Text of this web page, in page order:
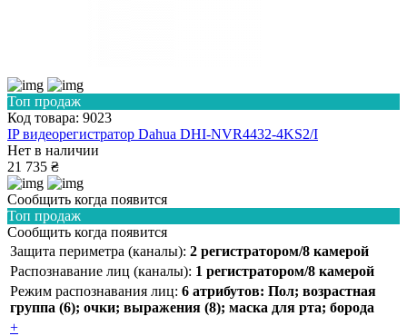
Топ продаж
Код товара: 9023
IP видеорегистратор Dahua DHI-NVR4432-4KS2/I
Нет в наличии
21 735 ₴
Сообщить когда появится
Топ продаж
Сообщить когда появится
Защита периметра (каналы): 2 регистратором/8 камерой
Распознавание лиц (каналы): 1 регистратором/8 камерой
Режим распознавания лиц: 6 атрибутов: Пол; возрастная
группа (6); очки; выражения (8); маска для рта; борода
+